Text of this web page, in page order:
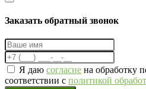
Заказать обратный звонок
Я даю согласие на обработку
соответствии с политикой